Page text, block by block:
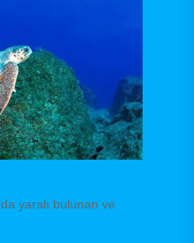
yaralı bulunan ve